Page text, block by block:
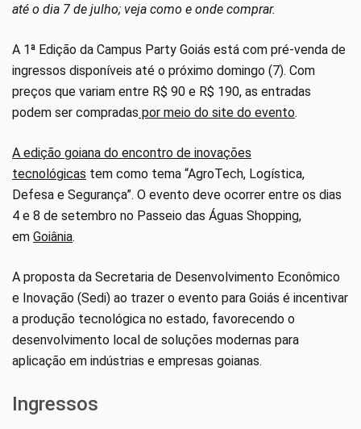
até o dia 7 de julho; veja como e onde comprar.
A 1ª Edição da Campus Party Goiás está com pré-venda de
ingressos disponíveis até o próximo domingo (7). Com
preços que variam entre R$ 90 e R$ 190, as entradas
podem ser compradas por meio do site do evento.
A edição goiana do encontro de inovações
tecnológicas tem como tema “AgroTech, Logística,
Defesa e Segurança”. O evento deve ocorrer entre os dias
4 e 8 de setembro no Passeio das Águas Shopping,
em Goiânia.
A proposta da Secretaria de Desenvolvimento Econômico
e Inovação (Sedi) ao trazer o evento para Goiás é incentivar
a produção tecnológica no estado, favorecendo o
desenvolvimento local de soluções modernas para
aplicação em indústrias e empresas goianas.
Ingressos